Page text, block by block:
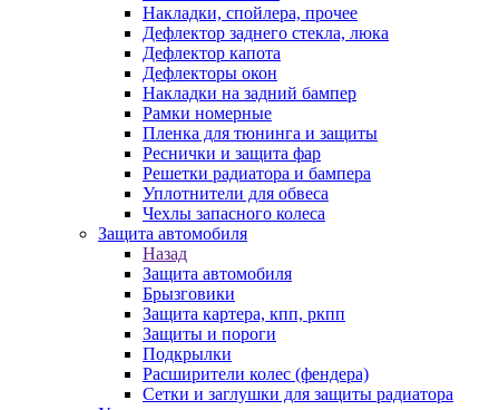
Накладки, спойлера, прочее
Дефлектор заднего стекла, люка
Дефлектор капота
Дефлекторы окон
Накладки на задний бампер
Рамки номерные
Пленка для тюнинга и защиты
Реснички и защита фар
Решетки радиатора и бампера
Уплотнители для обвеса
Чехлы запасного колеса
Защита автомобиля
Назад
Защита автомобиля
Брызговики
Защита картера, кпп, ркпп
Защиты и пороги
Подкрылки
Расширители колес (фендера)
Сетки и заглушки для защиты радиатора